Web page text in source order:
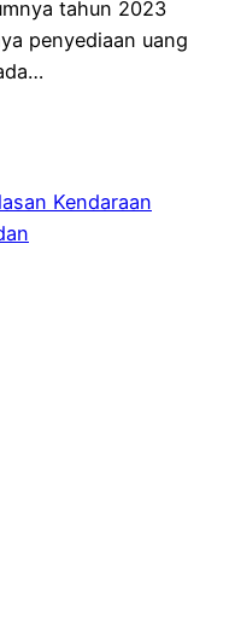
tahun 2023
penyediaan uang